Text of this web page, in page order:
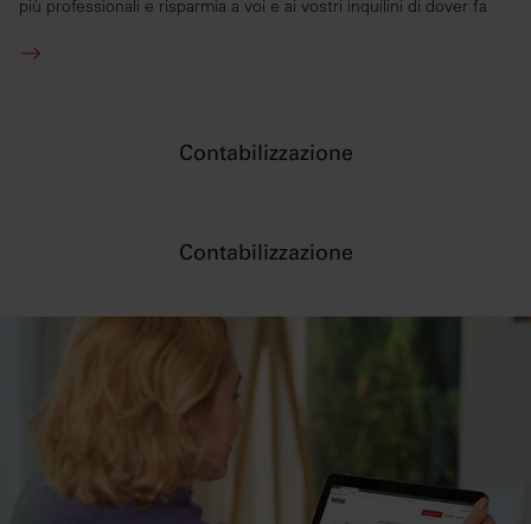
fornito loro o che hanno raccolto dal suo utilizzo dei
più professionali e risparmia a voi e ai vostri inquilini di dover fa
Contabilizzazione
Contabilizzazione